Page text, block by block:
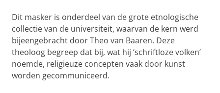
Dit masker is onderdeel van de grote etnologische
collectie van de universiteit, waarvan de kern werd
bijeengebracht door Theo van Baaren. Deze
theoloog begreep dat bij, wat hij ‘schriftloze volken’
noemde, religieuze concepten vaak door kunst
worden gecommuniceerd.